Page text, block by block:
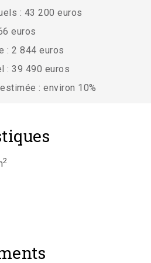
: 43 200 euros
euros
: 2 844 euros
: 39 490 euros
: environ 10%
2